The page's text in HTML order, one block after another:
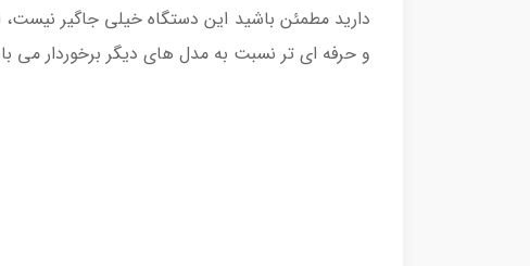
دارید مطمئن باشید این دستگاه خیلی جاگیر
و حرفه ای تر نسبت به مدل های دیگر برخوردار می